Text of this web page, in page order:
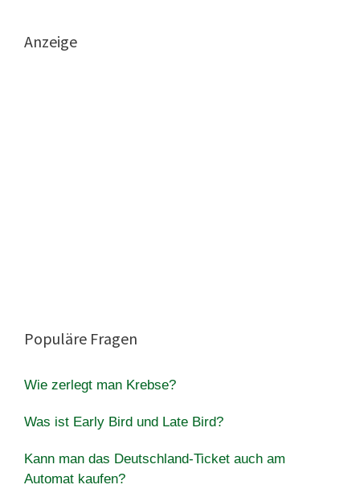
Anzeige
Populäre Fragen
Wie zerlegt man Krebse?
Was ist Early Bird und Late Bird?
Kann man das Deutschland-Ticket auch am
Automat kaufen?